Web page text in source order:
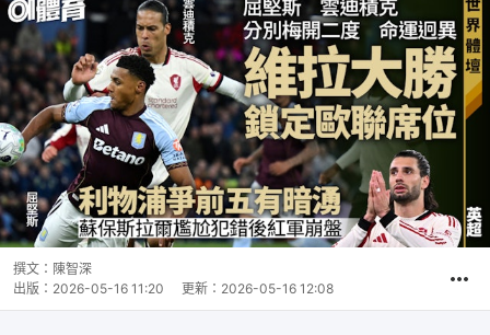
撰文： 陳智深
出版： 2026-05-16 11:20 更新： 2026-05-16 12:08